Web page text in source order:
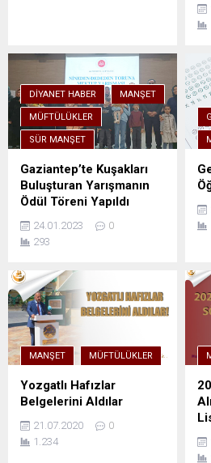
DIYANET HABER MANŞET
MÜFTÜLÜKLER
SÜR MANŞET
Gaziantep’te Kuşakları
Buluşturan Yarışmanın
Ödül Töreni Yapıldı
24.01.2023
0
293
MANŞET MÜFTÜLÜKLER
Yozgatlı Hafızlar
Belgelerini Aldılar
21.07.2020
0
1.234